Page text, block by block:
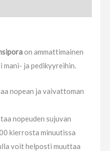
on ammattimainen
ja pedikyyreihin.
nopean ja vaivattoman
nopeuden sujuvan
kierrosta minuutissa
voit helposti muuttaa